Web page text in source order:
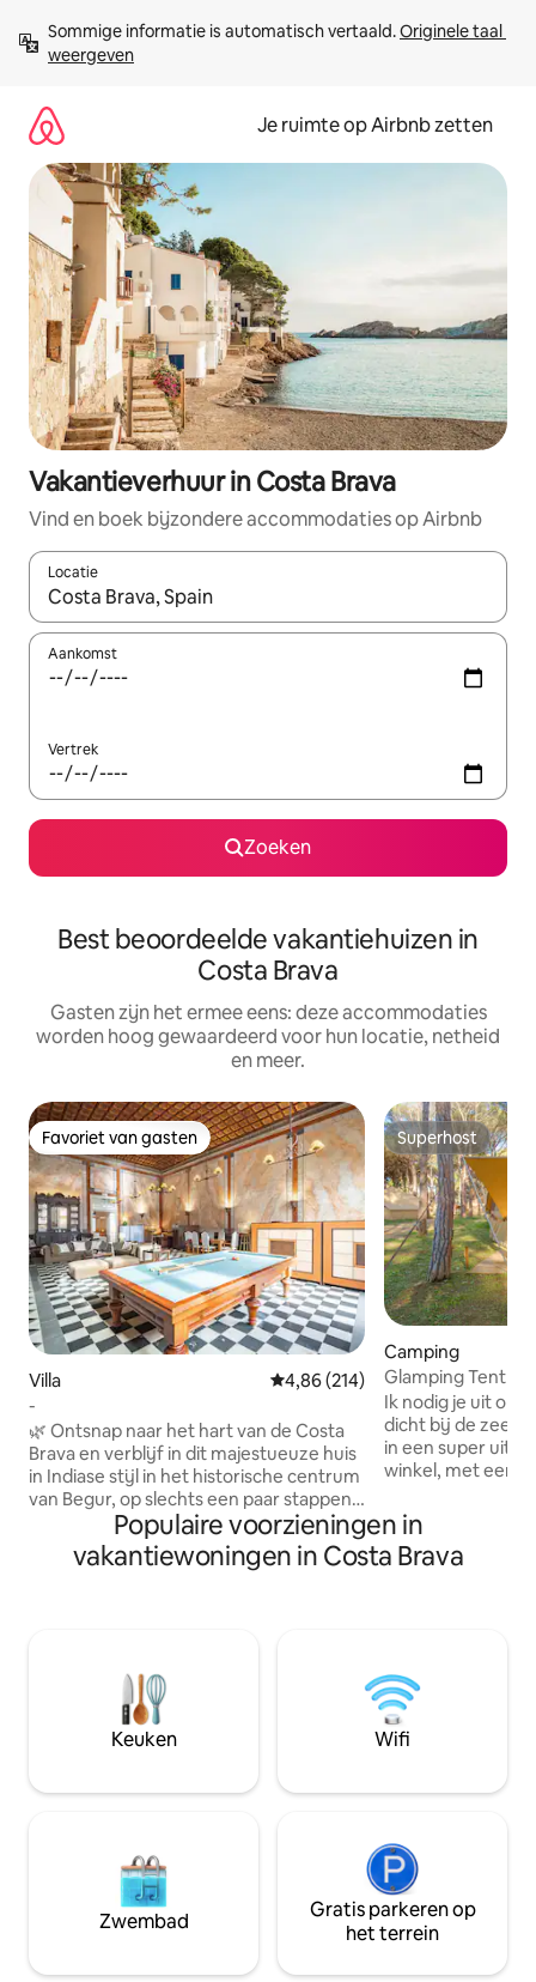
direct
naar
Sommige informatie is automatisch vertaald. Originele taal
weergeven
Je ruimte op Airbnb zetten
Vakantieverhuur in Costa Brava
Vind en boek bijzondere accommodaties op Airbnb
Locatie
Wanneer er suggesties beschikbaar zijn, maak je een keuze
Aankomst
Vertrek
Zoeken
Best beoordeelde vakantiehuizen in
Costa Brava
Gasten zijn het ermee eens: deze accommodaties
worden hoog gewaardeerd voor hun locatie, netheid
en meer.
Favoriet van gasten
Favoriet van gasten
Villa Gemiddelde beoordeling van
4,86 (214)
-
🌿 Ontsnap naar het hart van de Costa
Brava en verblijf in dit majestueuze huis
in Indiase stijl in het historische centrum
van Begur, op slechts een paar stappen
van het kasteel en het centrale plein.
Perfect voor gezinnen,
vriendengroepen of koppels, deze
terwijl je wordt omringd door
restaurants, winkels en het bruisende
lokale leven. Een ideale plek om te
ontspannen en jezelf onder te
Superhost
Superhost
Camping
Glamping Tent
Ik nodig je uit om
dicht bij de zee
in een super
winkel, met een
vaste
stopcontacten
garanderen rust
familie of vrienden. Tegen
dagelijkse
meenemen :) We kijken ernaar uit om je
te zien!
Populaire voorzieningen in
vakantiewoningen in Costa Brava
Keuken Wifi
Zwembad
Gratis parkeren op
het terrein